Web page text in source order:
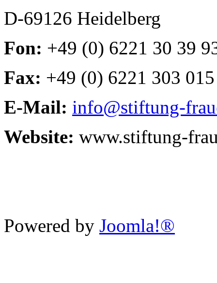
D-69126 Heidelberg
Fon: +49 (0) 6221 30 39
Fax: +49 (0) 6221 303 015
E-Mail: info@stiftung-
Website: www.stiftung-
Powered by Joomla!®